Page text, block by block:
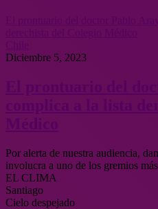
Diciembre 5, 2023
Por alerta de nuestra audiencia,
involucra a uno de los gremios
EL CLIMA
Santiago
Cielo despejado